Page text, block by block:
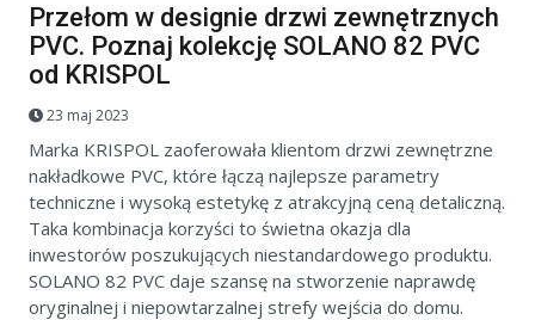
Przełom w designie drzwi zewnętrznych
PVC. Poznaj kolekcję SOLANO 82 PVC
od KRISPOL
23 maj 2023
Marka KRISPOL zaoferowała klientom drzwi zewnętrzne
nakładkowe PVC, które łączą najlepsze parametry
techniczne i wysoką estetykę z atrakcyjną ceną detaliczną.
Taka kombinacja korzyści to świetna okazja dla
inwestorów poszukujących niestandardowego produktu.
SOLANO 82 PVC daje szansę na stworzenie naprawdę
oryginalnej i niepowtarzalnej strefy wejścia do domu.